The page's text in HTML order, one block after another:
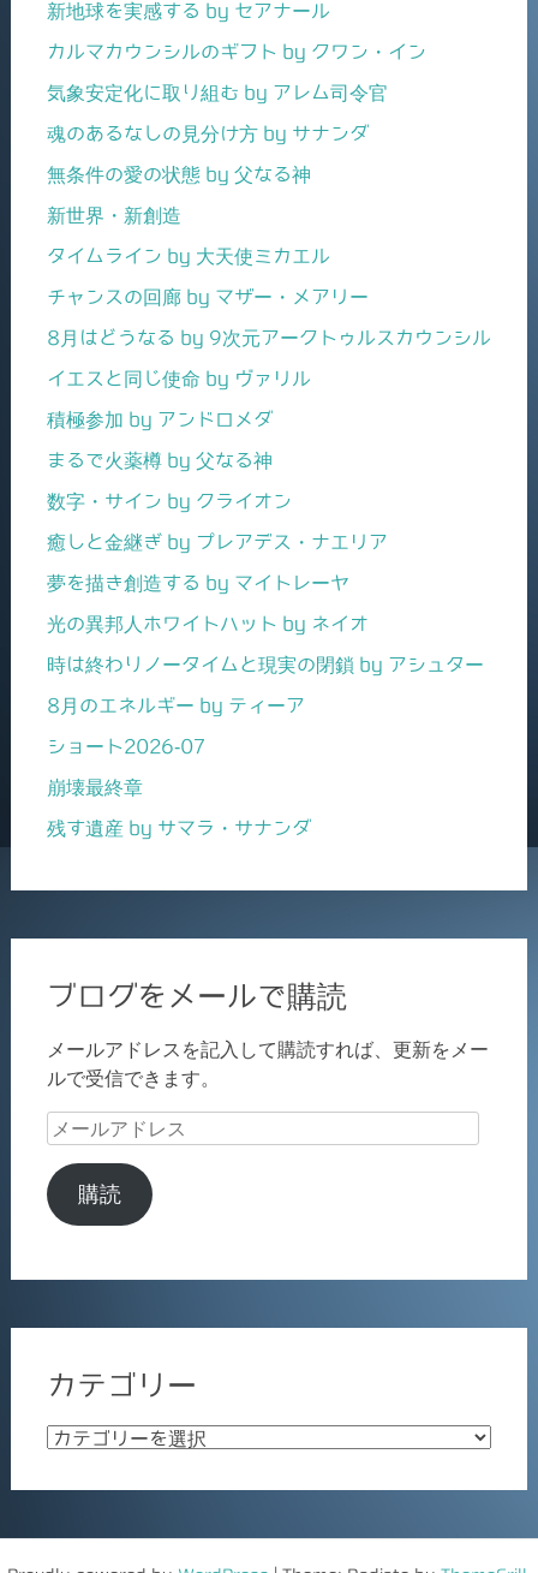
新地球を実感する by セアナール
カルマカウンシルのギフト by クワン・イン
気象安定化に取り組む by アレム司令官
魂のあるなしの見分け方 by サナンダ
無条件の愛の状態 by 父なる神
新世界・新創造
タイムライン by 大天使ミカエル
チャンスの回廊 by マザー・メアリー
8月はどうなる by 9次元アークトゥルスカウンシル
イエスと同じ使命 by ヴァリル
積極参加 by アンドロメダ
まるで火薬樽 by 父なる神
数字・サイン by クライオン
癒しと金継ぎ by プレアデス・ナエリア
夢を描き創造する by マイトレーヤ
光の異邦人ホワイトハット by ネイオ
時は終わりノータイムと現実の閉鎖 by アシュター
8月のエネルギー by ティーア
ショート2026-07
崩壊最終章
残す遺産 by サマラ・サナンダ
ブログをメールで購読
メールアドレスを記入して購読すれば、更新をメー
ルで受信できます。
メ
ル
ア
購読
カテゴリー
カ
ゴ